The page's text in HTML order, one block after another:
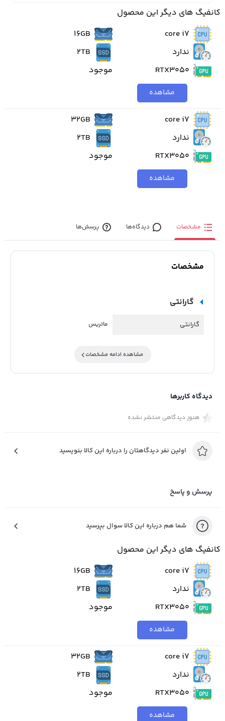
کانفیگ های دیگر این محصول
core i7
16GB
ندارد
2TB
RTX3050
موجود
مشاهده
core i7
32GB
ندارد
2TB
RTX3050
موجود
مشاهده
مشخصات دیدگاه‌ها پرسش‌ها
مشخصات
گارانتی
گارانتی ماتریس
مشاهده ادامه مشخصات
دیدگاه کاربرها
هنوز دیدگاهی منتشر نشده
اولین نفر دیدگاهتان را درباره این کالا بنویسید
پرسش و پاسخ
شما هم درباره این کالا سوال بپرسید
کانفیگ های دیگر این محصول
core i7
16GB
ندارد
2TB
RTX3050
موجود
مشاهده
core i7
32GB
ندارد
2TB
RTX3050
موجود
مشاهده